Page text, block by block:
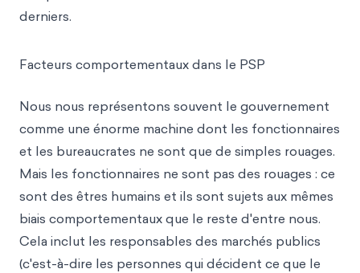
derniers.
Facteurs comportementaux dans le PSP
Nous nous représentons souvent le gouvernement
comme une énorme machine dont les fonctionnaires
et les bureaucrates ne sont que de simples rouages.
Mais les fonctionnaires ne sont pas des rouages : ce
sont des êtres humains et ils sont sujets aux mêmes
biais comportementaux que le reste d'entre nous.
Cela inclut les responsables des marchés publics
(c'est-à-dire les personnes qui décident ce que le